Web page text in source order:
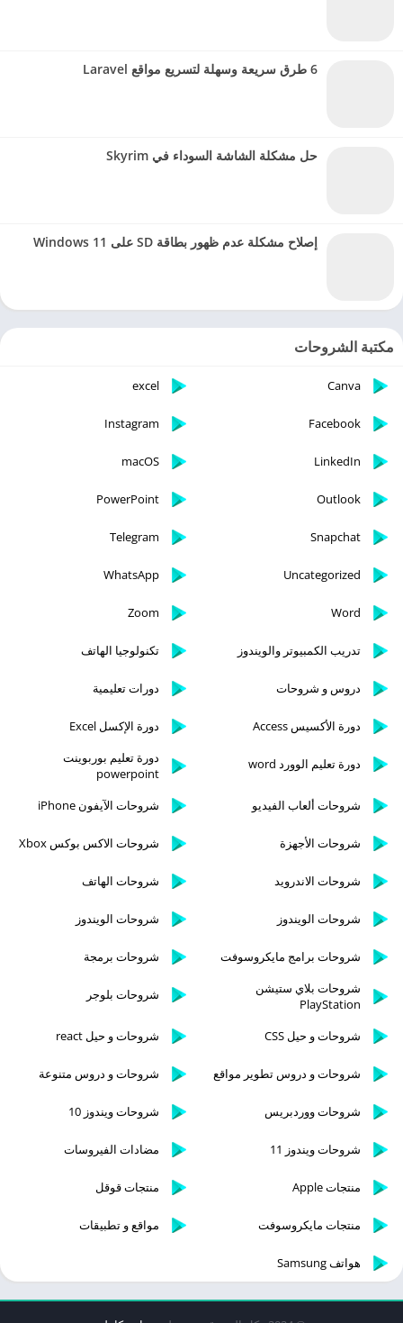
6 طرق سريعة وسهلة لتسريع مواقع Laravel
حل مشكلة الشاشة السوداء في Skyrim
إصلاح مشكلة عدم ظهور بطاقة SD على Windows 11
مكتبة الشروحات
Canva
excel
Facebook
Instagram
LinkedIn
macOS
Outlook
PowerPoint
Snapchat
Telegram
Uncategorized
WhatsApp
Word
Zoom
تدريب الكمبيوتر والويندوز تكنولوجيا الهاتف
دروس و شروحات دورات تعليمية
دورة الأكسيس Access دورة الإكسل Excel
دورة تعليم الوورد word
دورة تعليم بوربوينت
powerpoint
شروحات ألعاب الفيديو
شروحات الآيفون iPhone
شروحات الأجهزة شروحات الاكس بوكس Xbox
شروحات الاندرويد شروحات الهاتف
شروحات الويندوز شروحات الويندوز
شروحات برامج مايكروسوفت
شروحات برمجة
شروحات بلاي ستيشن
PlayStation
شروحات بلوجر
شروحات و حيل CSS شروحات و حيل react
شروحات و دروس تطوير مواقع شروحات و دروس متنوعة
شروحات ووردبريس شروحات ويندوز 10
شروحات ويندوز 11 مضادات الفيروسات
منتجات Apple منتجات قوقل
منتجات مايكروسوفت مواقع و تطبيقات
هواتف Samsung